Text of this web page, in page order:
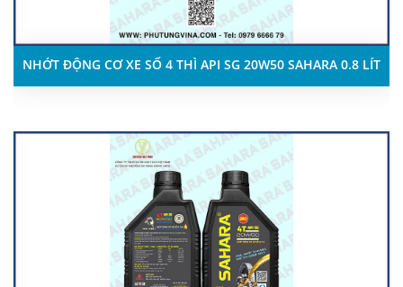
NHỚT ĐỘNG CƠ XE SỐ 4 THÌ API SG 20W50 SAHARA 0.8 LÍT